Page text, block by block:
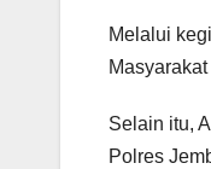
Melalui
Selain itu,
Polres